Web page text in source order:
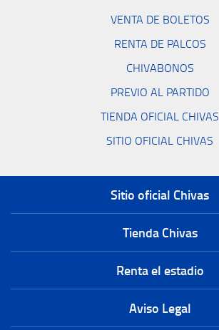
VENTA DE BOLETOS
RENTA DE PALCOS
CHIVABONOS
PREVIO AL PARTIDO
TIENDA OFICIAL CHIVAS
SITIO OFICIAL CHIVAS
Sitio oficial Chivas
Tienda Chivas
Renta el estadio
Aviso Legal